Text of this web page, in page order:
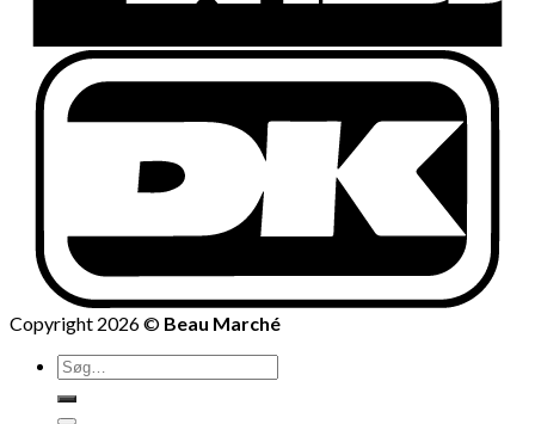
Copyright 2026 © Beau Marché
Søg
efter: